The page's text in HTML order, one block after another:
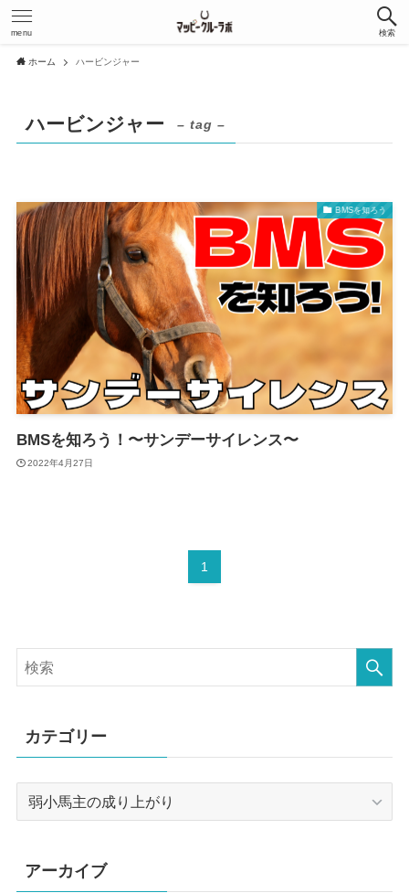
検索
menu
ホーム ハービンジャー
ハービンジャー – tag –
BMSを知ろう
BMSを知ろう！〜サンデーサイレンス〜
2022年4月27日
1
カテゴリー
カ
ー
アーカイブ